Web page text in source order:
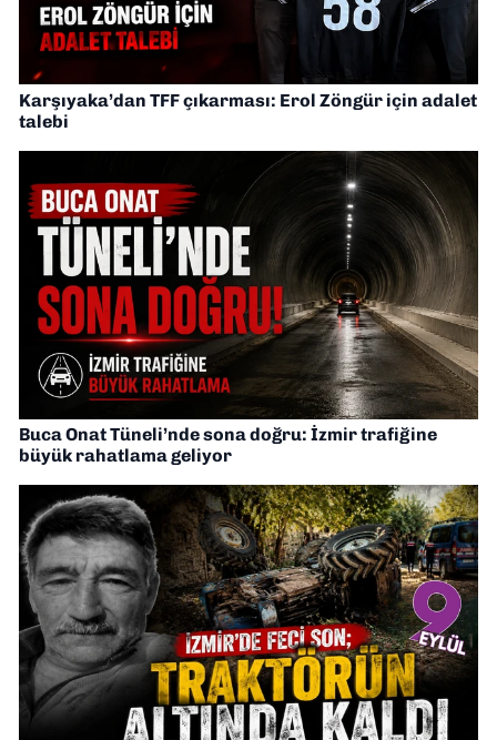
Karşıyaka’dan TFF çıkarması: Erol Zöngür için adalet
talebi
Buca Onat Tüneli’nde sona doğru: İzmir trafiğine
büyük rahatlama geliyor